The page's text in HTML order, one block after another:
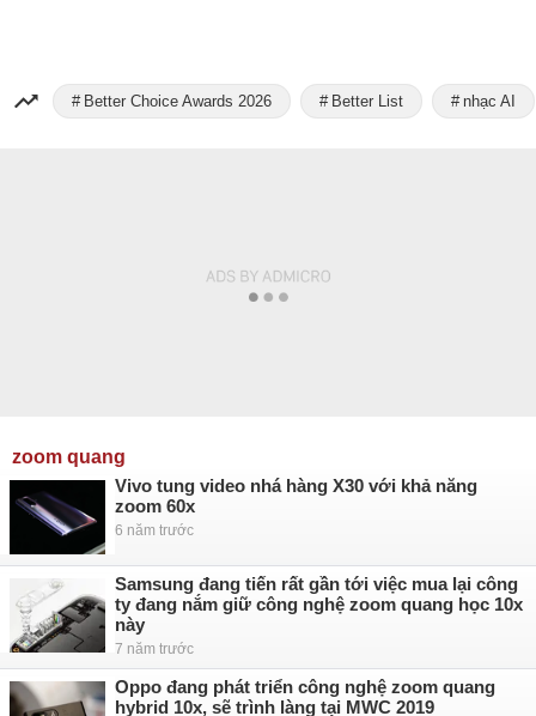
Better Choice Awards 2026 Better List nhạc AI
zoom quang
Vivo tung video nhá hàng X30 với khả năng
zoom 60x
6 năm trước
Samsung đang tiến rất gần tới việc mua lại công
ty đang nắm giữ công nghệ zoom quang học 10x
này
7 năm trước
Oppo đang phát triển công nghệ zoom quang
hybrid 10x, sẽ trình làng tại MWC 2019